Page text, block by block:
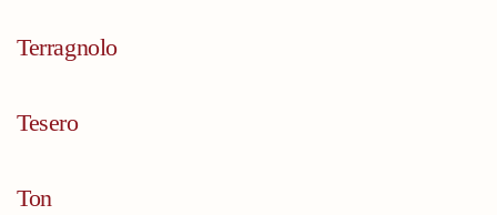
Terragnolo
Tesero
Ton